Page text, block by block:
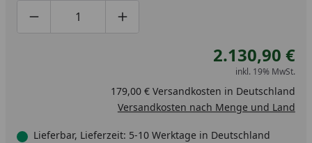
Produktmenge um eins verringern
Produktmenge manuell eingeben
Produktmenge um eins erhöhen
2.130,90 €
inkl. 19% MwSt.
179,00 € Versandkosten in Deutschland
Versandkosten nach Menge und Land
Lieferbar, Lieferzeit: 5-10 Werktage in Deutschland